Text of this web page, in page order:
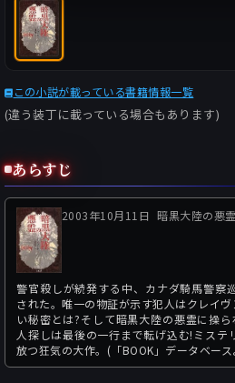
この小説が載っている書籍情報一覧
(違う装丁に載っている場合もあります)
あらすじ
2003年10月11日 暗黒大陸の悪
警官殺しが続発する中、カナダ騎馬警察
された。唯一の物証が示す犯人はクレイ
い秘密とは?そして暗黒大陸の悪霊に操
人探しは最後の一行まで転げ込む!ミステ
放つ狂気の大作。(「BOOK」データベース